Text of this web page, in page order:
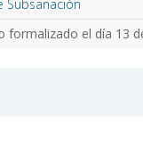
Subsanación
formalizado el día 13